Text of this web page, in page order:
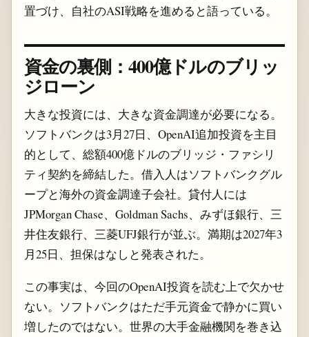
置づけ、自社のASI戦略を進めると語っている。
資金の裏側：400億ドルのブリッ
ジローン
大きな投資には、大きな資金調達が必要になる。
ソフトバンクは3月27日、OpenAI追加投資を主目
的として、総額400億ドルのブリッジ・ファシリ
ティ契約を締結した。借入人はソフトバンクグル
ープと海外の資金調達子会社。貸付人には
JPMorgan Chase、Goldman Sachs、みずほ銀行、三
井住友銀行、三菱UFJ銀行が並ぶ。満期は2027年3
月25日、担保はなしと発表された。
この事実は、今回のOpenAI投資を読む上で欠かせ
ない。ソフトバンクはただ手元資金で静かに買い
増したのではない。世界の大手金融機関を巻き込